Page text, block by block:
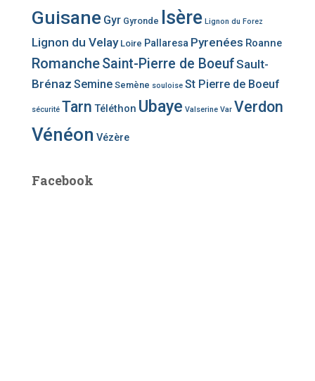
Guisane Gyr Gyronde Isère Lignon du Forez
Lignon du Velay Loire Pallaresa Pyrenées Roanne
RomancheSaint-Pierre de BoeufSault-
Brénaz Semine Semène souloise St Pierre de Boeuf
sécurité Tarn Téléthon Ubaye Valserine Var Verdon
Vénéon Vézère
Facebook